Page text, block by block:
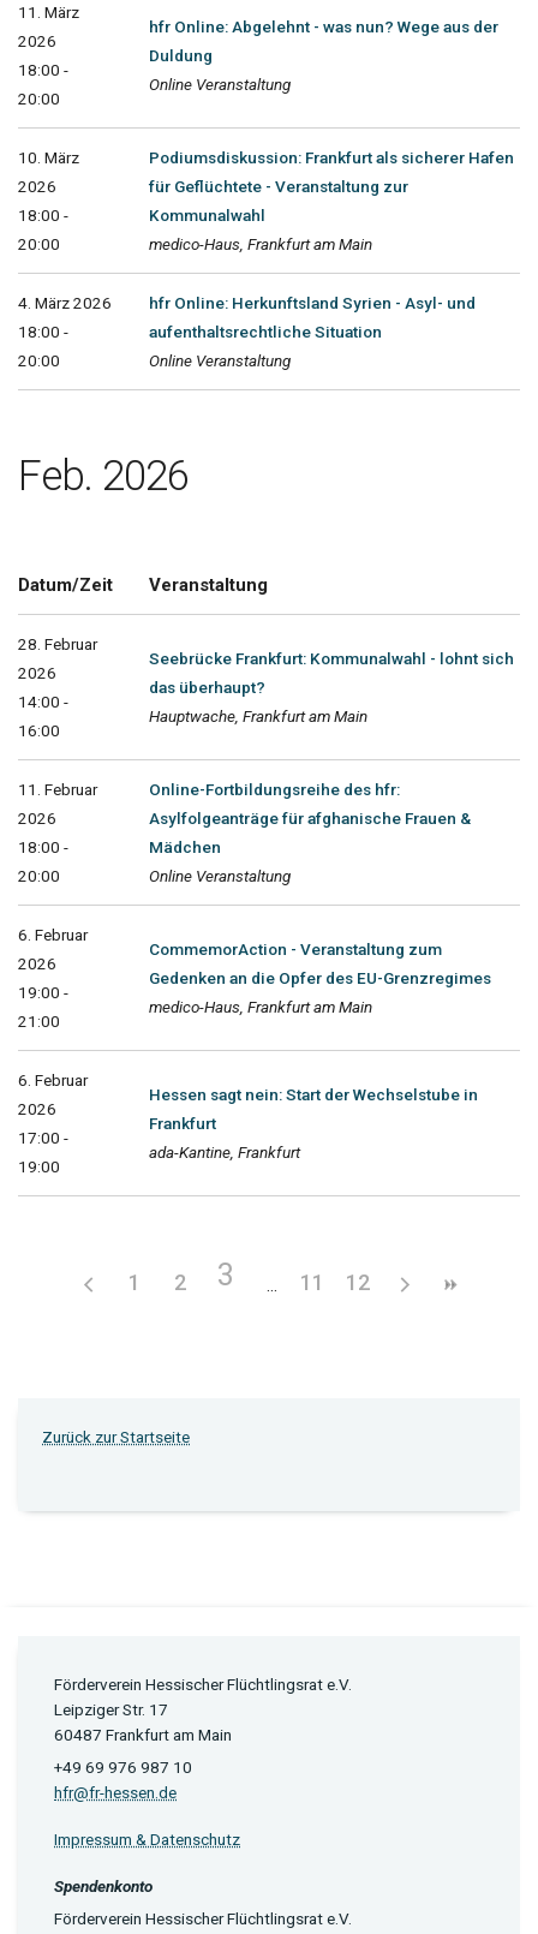
11. März
2026
18:00 -
20:00
hfr Online: Abgelehnt - was nun? Wege aus der
Duldung
Online Veranstaltung
10. März
2026
18:00 -
20:00
Podiumsdiskussion: Frankfurt als sicherer Hafen
für Geflüchtete - Veranstaltung zur
Kommunalwahl
medico-Haus, Frankfurt am Main
4. März 2026
18:00 -
20:00
hfr Online: Herkunftsland Syrien - Asyl- und
aufenthaltsrechtliche Situation
Online Veranstaltung
Feb. 2026
Datum/Zeit Veranstaltung
28. Februar
2026
14:00 -
16:00
Seebrücke Frankfurt: Kommunalwahl - lohnt sich
das überhaupt?
Hauptwache, Frankfurt am Main
11. Februar
2026
18:00 -
20:00
Online-Fortbildungsreihe des hfr:
Asylfolgeanträge für afghanische Frauen &
Mädchen
Online Veranstaltung
6. Februar
2026
19:00 -
21:00
CommemorAction - Veranstaltung zum
Gedenken an die Opfer des EU-Grenzregimes
medico-Haus, Frankfurt am Main
6. Februar
2026
17:00 -
19:00
Hessen sagt nein: Start der Wechselstube in
Frankfurt
ada-Kantine, Frankfurt
1 2 3 11 12
Zurück zur Startseite
Förderverein Hessischer Flüchtlingsrat e.V.
Leipziger Str. 17
60487 Frankfurt am Main
+49 69 976 987 10
hfr@fr-hessen.de
Impressum & Datenschutz
Spendenkonto
Förderverein Hessischer Flüchtlingsrat e.V.